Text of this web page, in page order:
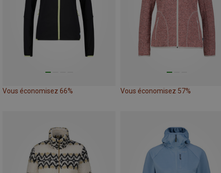
Vous économisez 66% Vous économisez 57%